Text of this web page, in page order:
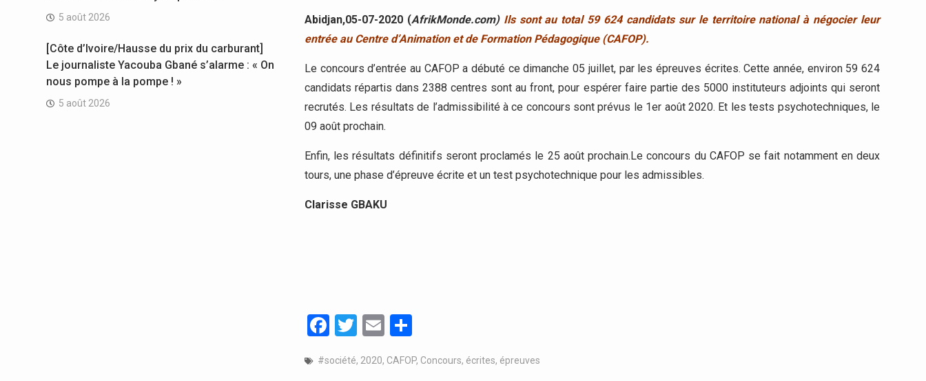
Abidjan,05-07-2020 (AfrikMonde.com) Ils sont au total 59 624 candidats sur le territoire national à négocier leur
entrée au Centre d’Animation et de Formation Pédagogique (CAFOP).
Le concours d’entrée au CAFOP a débuté ce dimanche 05 juillet, par les épreuves écrites. Cette année, environ 59 624
candidats répartis dans 2388 centres sont au front, pour espérer faire partie des 5000 instituteurs adjoints qui seront
recrutés. Les résultats de l’admissibilité à ce concours sont prévus le 1er août 2020. Et les tests psychotechniques, le
09 août prochain.
Enfin, les résultats définitifs seront proclamés le 25 août prochain.Le concours du CAFOP se fait notamment en deux
tours, une phase d’épreuve écrite et un test psychotechnique pour les admissibles.
Clarisse GBAKU
Facebook
Twitter
Email
#société, 2020, CAFOP, Concours, écrites, épreuves
5 août 2026
[Côte d’Ivoire/Hausse du prix du carburant]
Le journaliste Yacouba Gbané s’alarme : « On
nous pompe à la pompe ! »
5 août 2026